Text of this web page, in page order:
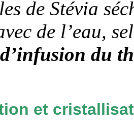
de Stévia
de l’eau,
du
et